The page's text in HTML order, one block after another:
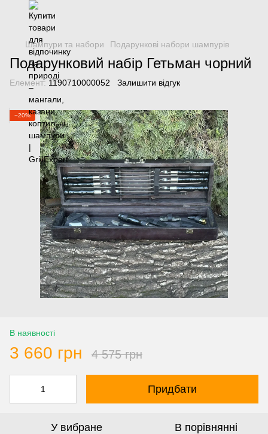
Шампури та набори Подарункові набори шампурів
Подарунковий набір Гетьман чорний
Елемент: 1190710000052 Залишити відгук
−20%
В наявності
3 660 грн 4 575 грн
Придбати
У вибране В порівнянні